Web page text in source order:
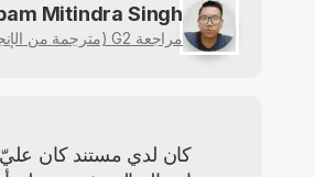
Mitindra Singh
مراجعة G2 (مترجمة من الإنجليزية)
كان لدي مستند كان عليّ